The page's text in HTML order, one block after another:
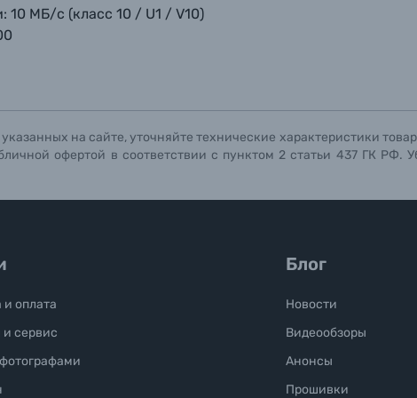
10 МБ/с (класс 10 / U1 / V10)
на сайте, уточняйте технические характеристики
офертой в соответствии с пунктом 2 статьи 437 ГК РФ.
и оплата
и сервис
Блог
Новости
Видеообзоры
Анонсы
Прошивки